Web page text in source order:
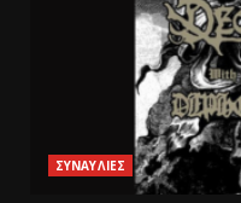
ΣΥΝΑΥΛΙΕΣ